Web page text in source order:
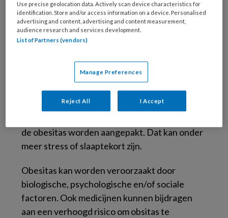
Volgens Liesbeth van Rossum, internist bij het
Erasmus MC, is het niet verstandig om je
obesitas op te lossen door op een streng dieet
voedingsstoffen ontstaan die je
immuunsysteem verder aantast. Je moet
langdurig je eet- en leefpatroon veranderen
en dat is niet makkelijk in een
de obesitas worden aangepakt. Dat kan onder
meer stress of slaaptekort zijn.
Obesitas kan worden veroorzaakt door
biologische, psychologische en/of sociale
factoren. Ook medicijnen kunnen bijdragen
aan een verhoogd risico om obsitas te
Use precise geolocation data. Actively scan device characteristics for
identification. Store and/or access information on a device. Personalised
advertising and content, advertising and content measurement,
audience research and services development.
List of Partners (vendors)
Manage Preferences
Reject All I Accept